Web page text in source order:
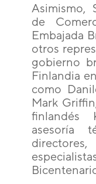
Asimismo,
de
Embajada
otros
gobierno
Finlandia
como
Mark
finlandés
asesoría